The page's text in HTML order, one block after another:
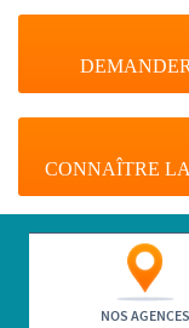
CONNAÎTRE
NOS AGENCES